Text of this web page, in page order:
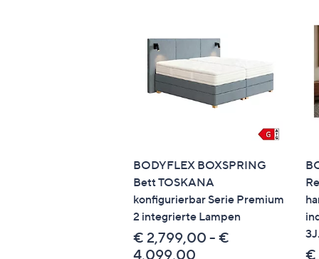
BODYFLEX BOXSPRING
Bett TOSKANA
konfigurierbar Serie Premium
2 integrierte Lampen
€ 2,799,00 - €
4,099,00
€